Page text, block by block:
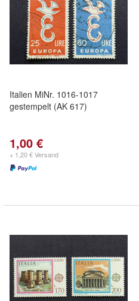
Italien MiNr. 1016-1017
gestempelt (AK 617)
1,00 €
+ 1,20 € Versand